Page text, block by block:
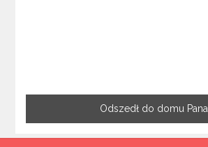
Odszedł do domu Pana…